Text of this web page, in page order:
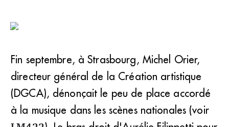
Fin septembre, à Strasbourg, Michel Orier,
directeur général de la Création artistique
(DGCA), dénonçait le peu de place accordé
à la musique dans les scènes nationales (voir